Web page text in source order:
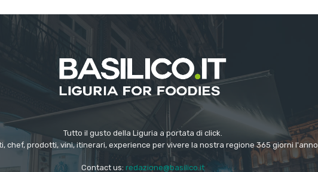
Tutto il gusto della Liguria a portata di click.
chef, prodotti, vini, itinerari, experience per vivere la nostra regione 365 giorni l'anno
Contact us: redazione@basilico.it